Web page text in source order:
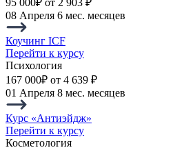
08 Апреля 6 мес. месяцев
Коучинг ICF
Перейти к курсу
Психология
167 000₽ от 4 639 ₽
01 Апреля 8 мес. месяцев
Курс «Антиэйдж»
Перейти к курсу
Косметология